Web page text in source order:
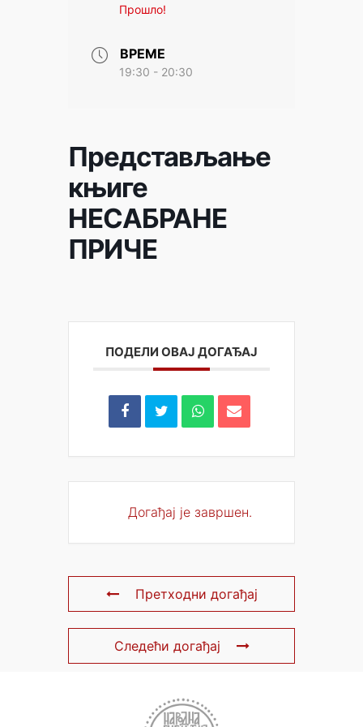
Прошло!
ВРЕМЕ
19:30 - 20:30
Представљање
књиге
НЕСАБРАНЕ
ПРИЧЕ
ПОДЕЛИ ОВАЈ ДОГАЂАЈ
Догађај је завршен.
Претходни догађај
Следећи догађај